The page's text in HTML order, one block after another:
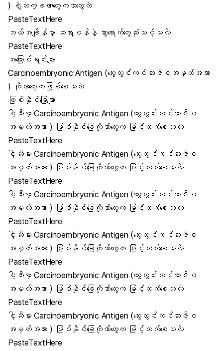
) ရဲ့လက္ခဏာတွေကဘာတွေလဲ
PasteTextHere
ဘယ်အချိန်မှာ ဆရာဝန်နဲ့ သွားရောက်တွေ့ဆုံသင့်သလဲ
PasteTextHere
အကြောင်းရင်းများ
Carcinoembryonic Antigen (သွေးတွင်းကင်ဆာဇီဝအမှတ်အသား
) ကိုဘာတွေကဖြစ်စေသလဲ
ဖြစ်နိုင်ခြေများ
ငါ့ဆီမှာ Carcinoembryonic Antigen (သွေးတွင်းကင်ဆာဇီဝ
အမှတ်အသား ) ဖြစ်နိုင်ခြေကိုဘာ်တွေက မြင့်တက်စေသလဲ
PasteTextHere
ငါ့ဆီမှာ Carcinoembryonic Antigen (သွေးတွင်းကင်ဆာဇီဝ
အမှတ်အသား ) ဖြစ်နိုင်ခြေကိုဘာ်တွေက မြင့်တက်စေသလဲ
PasteTextHere
ငါ့ဆီမှာ Carcinoembryonic Antigen (သွေးတွင်းကင်ဆာဇီဝ
အမှတ်အသား ) ဖြစ်နိုင်ခြေကိုဘာ်တွေက မြင့်တက်စေသလဲ
PasteTextHere
ငါ့ဆီမှာ Carcinoembryonic Antigen (သွေးတွင်းကင်ဆာဇီဝ
အမှတ်အသား ) ဖြစ်နိုင်ခြေကိုဘာ်တွေက မြင့်တက်စေသလဲ
PasteTextHere
ငါ့ဆီမှာ Carcinoembryonic Antigen (သွေးတွင်းကင်ဆာဇီဝ
အမှတ်အသား ) ဖြစ်နိုင်ခြေကိုဘာ်တွေက မြင့်တက်စေသလဲ
PasteTextHere
ငါ့ဆီမှာ Carcinoembryonic Antigen (သွေးတွင်းကင်ဆာဇီဝ
အမှတ်အသား ) ဖြစ်နိုင်ခြေကိုဘာ်တွေက မြင့်တက်စေသလဲ
PasteTextHere